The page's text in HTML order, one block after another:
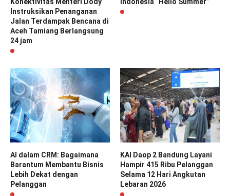
Instruksikan Penanganan
Jalan Terdampak Bencana di
Aceh Tamiang Berlangsung
24 jam
AI dalam CRM: Bagaimana
Barantum Membantu Bisnis
Lebih Dekat dengan
Pelanggan
KAI Daop 2 Bandung Layani
Hampir 415 Ribu Pelanggan
Selama 12 Hari Angkutan
Lebaran 2026